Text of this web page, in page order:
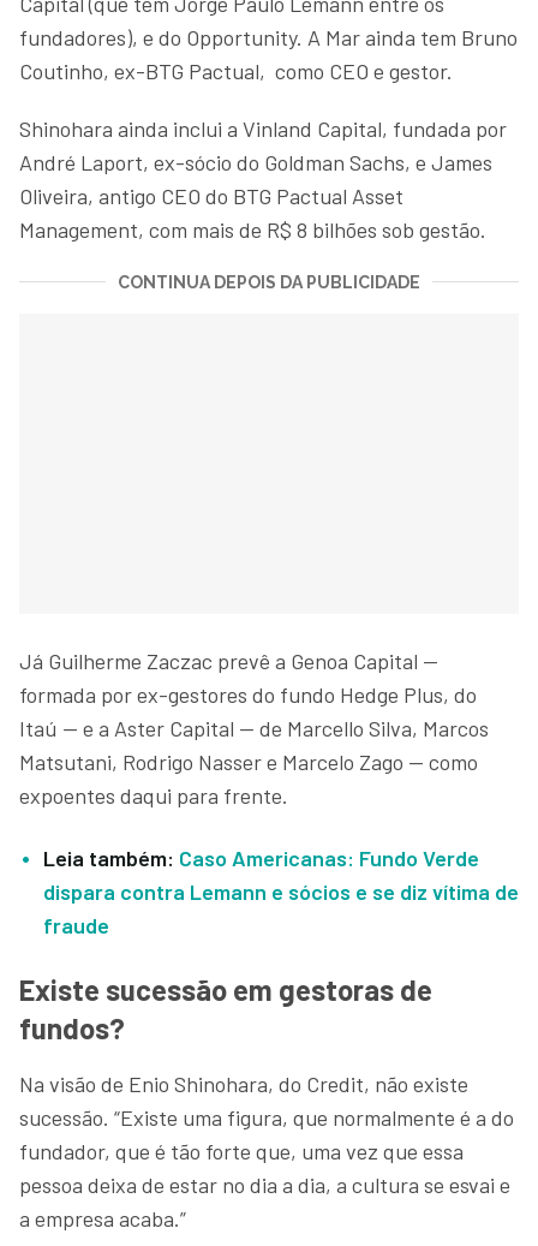
fundadores), e do Opportunity. A Mar ainda tem Bruno
Coutinho, ex-BTG Pactual, como CEO e gestor.
Shinohara ainda inclui a Vinland Capital, fundada por
André Laport, ex-sócio do Goldman Sachs, e James
Oliveira, antigo CEO do BTG Pactual Asset
Management, com mais de R$ 8 bilhões sob gestão.
CONTINUA DEPOIS DA PUBLICIDADE
Já Guilherme Zaczac prevê a Genoa Capital —
formada por ex-gestores do fundo Hedge Plus, do
Itaú — e a Aster Capital — de Marcello Silva, Marcos
Matsutani, Rodrigo Nasser e Marcelo Zago — como
expoentes daqui para frente.
Leia também: Caso Americanas: Fundo Verde
dispara contra Lemann e sócios e se diz vítima de
fraude
Existe sucessão em gestoras de
fundos?
Na visão de Enio Shinohara, do Credit, não existe
sucessão. “Existe uma figura, que normalmente é a do
fundador, que é tão forte que, uma vez que essa
pessoa deixa de estar no dia a dia, a cultura se esvai e
a empresa acaba.”